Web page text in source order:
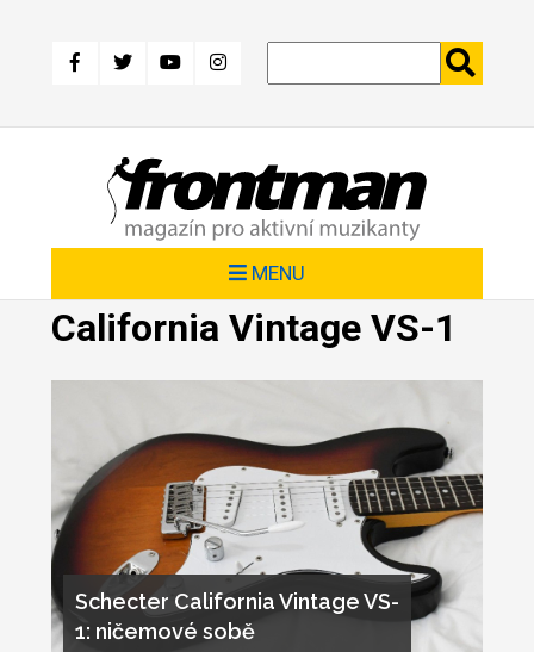
hlavnímu
MENU
California Vintage VS-1
Schecter California Vintage VS-
1: ničemové sobě